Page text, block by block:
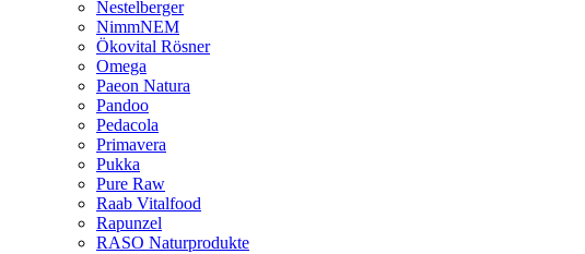
Nestelberger
NimmNEM
Ökovital Rösner
Omega
Paeon Natura
Pandoo
Pedacola
Primavera
Pukka
Pure Raw
Raab Vitalfood
Rapunzel
RASO Naturprodukte